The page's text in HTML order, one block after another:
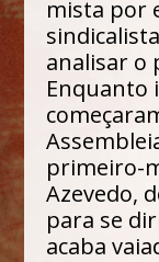
mista por
analisar o
Enquanto
primeiro-
Azevedo,
para se
acaba